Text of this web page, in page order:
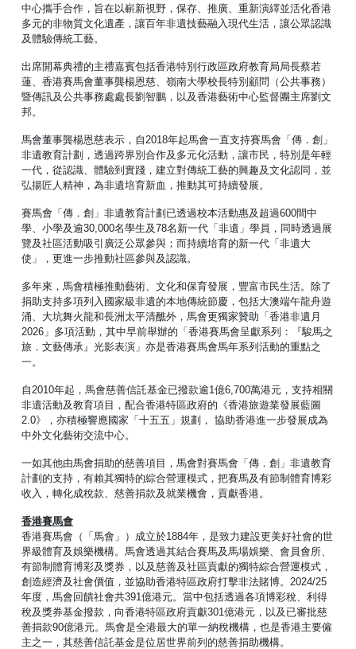
中心攜手合作，旨在以嶄新視野，保存、推廣、重新演繹並活化香港
多元的非物質文化遺產，讓百年非遺技藝融入現代生活，讓公眾認識
及體驗傳統工藝。
出席開幕典禮的主禮嘉賓包括香港特別行政區政府教育局局長蔡若
蓮、香港賽馬會董事龔楊恩慈、嶺南大學校長特別顧問（公共事務）
暨傳訊及公共事務處處長劉智鵬，以及香港藝術中心監督團主席劉文
邦。
馬會董事龔楊恩慈表示，自2018年起馬會一直支持賽馬會「傳．創」
非遺教育計劃，透過跨界別合作及多元化活動，讓市民，特別是年輕
一代，從認識、體驗到實踐，建立對傳統工藝的興趣及文化認同，並
弘揚匠人精神，為非遺培育新血，推動其可持續發展。
賽馬會「傳．創」非遺教育計劃已透過校本活動惠及超過600間中
學、小學及逾30,000名學生及78名新一代「非遺」學員，同時透過展
覽及社區活動吸引廣泛公眾參與；而持續培育的新一代「非遺大
使」，更進一步推動社區參與及認識。
多年來，馬會積極推動藝術、文化和保育發展，豐富市民生活。除了
捐助支持多項列入國家級非遺的本地傳統節慶，包括大澳端午龍舟遊
涌、大坑舞火龍和長洲太平清醮外，馬會更獨家贊助「香港非遺月
2026」多項活動，其中早前舉辦的「香港賽馬會呈獻系列：『駿馬之
旅．文藝傳承』光影表演」亦是香港賽馬會馬年系列活動的重點之
一。
自2010年起，馬會慈善信託基金已撥款逾1億6,700萬港元，支持相關
非遺活動及教育項目，配合香港特區政府的《香港旅遊業發展藍圖
2.0》，亦積極響應國家「十五五」規劃， 協助香港進一步發展成為
中外文化藝術交流中心。
一如其他由馬會捐助的慈善項目，馬會對賽馬會「傳．創」非遺教育
計劃的支持，有賴其獨特的綜合營運模式，把賽馬及有節制體育博彩
收入，轉化成稅款、慈善捐款及就業機會，貢獻香港。
香港賽馬會
香港賽馬會（「馬會」）成立於1884年，是致力建設更美好社會的世
界級體育及娛樂機構。馬會透過其結合賽馬及馬場娛樂、會員會所、
有節制體育博彩及獎券，以及慈善及社區貢獻的獨特綜合營運模式，
創造經濟及社會價值，並協助香港特區政府打擊非法賭博。2024/25
年度，馬會回饋社會共391億港元。當中包括透過各項博彩稅、利得
稅及獎券基金撥款，向香港特區政府貢獻301億港元，以及已審批慈
善捐款90億港元。馬會是全港最大的單一納稅機構，也是香港主要僱
主之一，其慈善信託基金是位居世界前列的慈善捐助機構。